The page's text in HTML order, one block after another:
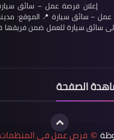
فرصة عمل – سائق
– سائق سيارة 📍 الموقع:
سائق سيارة للعمل ضمن فريقها
الصفحة
© فرص عمل في المنظمات